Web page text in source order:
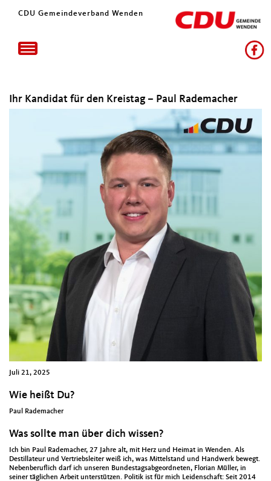
CDU Gemeindeverband Wenden
Toggle
navigation
Ihr Kandidat für den Kreistag – Paul Rademacher
Juli 21, 2025
Wie heißt Du?
Paul Rademacher
Was sollte man über dich wissen?
Ich bin Paul Rademacher, 27 Jahre alt, mit Herz und Heimat in Wenden. Als
Destillateur und Vertriebsleiter weiß ich, was Mittelstand und Handwerk bewegt.
Nebenberuflich darf ich unseren Bundestagsabgeordneten, Florian Müller, in
seiner täglichen Arbeit unterstützen. Politik ist für mich Leidenschaft: Seit 2014